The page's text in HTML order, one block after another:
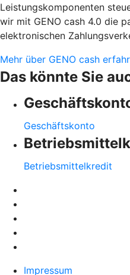
Leistungskomponenten
wir mit GENO cash 4.0 die
elektronischen
Mehr über GENO cash
Das könnte Sie
Geschäftskonto
Betriebsmittelkredit
Impressum